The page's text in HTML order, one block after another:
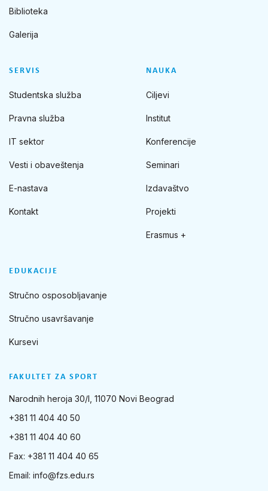
FAKULTET ZA SPORT
Narodnih heroja 30/I, 11070 Novi Beograd
+381 11 404 40 50
+381 11 404 40 60
Fax: +381 11 404 40 65
Email: info@fzs.edu.rs
Biblioteka
Galerija
SERVIS
Studentska služba
Pravna služba
IT sektor
Vesti i obaveštenja
E-nastava
Kontakt
NAUKA
Ciljevi
Institut
Konferencije
Seminari
Izdavaštvo
Projekti
Erasmus +
EDUKACIJE
Stručno osposobljavanje
Stručno usavršavanje
Kursevi